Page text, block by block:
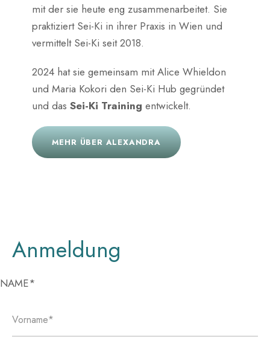
mit der sie heute eng zusammenarbeitet. Sie
praktiziert Sei-Ki in ihrer Praxis in Wien und
vermittelt Sei-Ki seit 2018.
2024 hat sie gemeinsam mit Alice Whieldon
und Maria Kokori den Sei-Ki Hub gegründet
und das Sei-Ki Training entwickelt.
MEHR ÜBER ALEXANDRA
Anmeldung
Bitte lasse dieses Feld leer.
NAME*